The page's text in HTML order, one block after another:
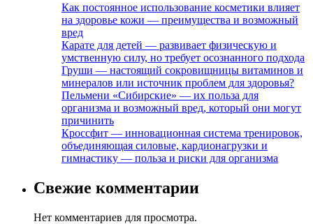
Как постоянное использование косметики влияет
на здоровье кожи — преимущества и возможный
вред
Карате для детей — развивает физическую и
умственную силу, но требует осознанного подхода
Груши — настоящий сокровищницы витаминов и
минералов или источник проблем для здоровья?
Пельмени «Сибирские» — их польза для
организма и возможный вред, который они могут
причинить
Кроссфит — инновационная система тренировок,
объединяющая силовые, кардионагрузки и
гимнастику — польза и риски для организма
Свежие комментарии
Нет комментариев для просмотра.